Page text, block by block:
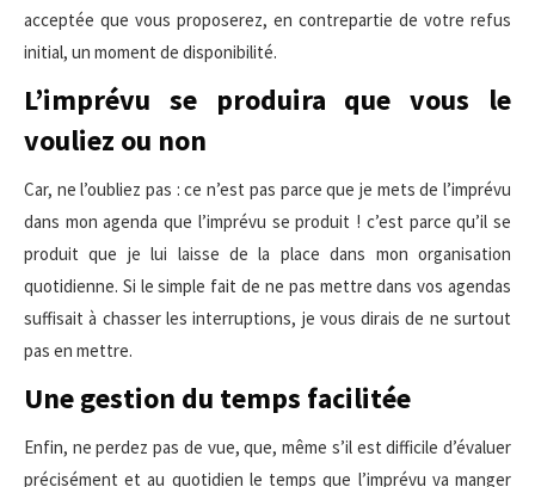
acceptée que vous proposerez, en contrepartie de votre refus
initial, un moment de disponibilité.
L’imprévu se produira que vous le
vouliez ou non
Car, ne l’oubliez pas : ce n’est pas parce que je mets de l’imprévu
dans mon agenda que l’imprévu se produit ! c’est parce qu’il se
produit que je lui laisse de la place dans mon organisation
quotidienne. Si le simple fait de ne pas mettre dans vos agendas
suffisait à chasser les interruptions, je vous dirais de ne surtout
pas en mettre.
Une gestion du temps facilitée
Enfin, ne perdez pas de vue, que, même s’il est difficile d’évaluer
précisément et au quotidien le temps que l’imprévu va manger